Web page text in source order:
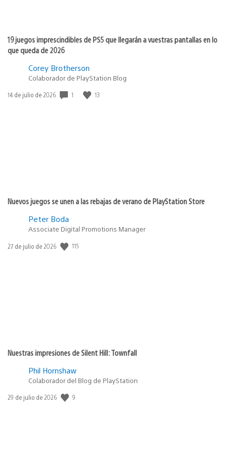
19 juegos imprescindibles de PS5 que llegarán a vuestras pantallas en lo
que queda de 2026
Corey Brotherson
Colaborador de PlayStation Blog
Fecha
14 de julio de 2026 1 13
Nuevos juegos se unen a las rebajas de verano de PlayStation Store
Peter Boda
Associate Digital Promotions Manager
Fecha
27 de julio de 2026 115
Nuestras impresiones de Silent Hill: Townfall
Phil Hornshaw
Colaborador del Blog de PlayStation
Fecha
29 de julio de 2026 9